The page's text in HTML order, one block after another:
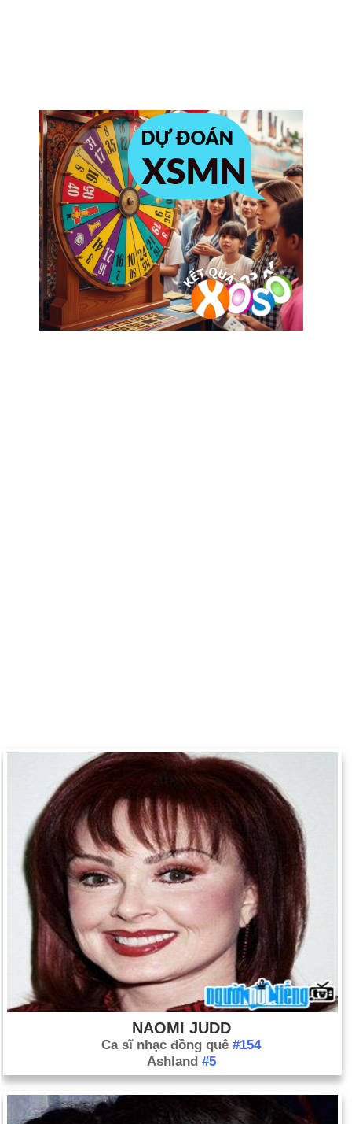
NAOMI JUDD
Ca sĩ nhạc đồng quê #154
Ashland #5